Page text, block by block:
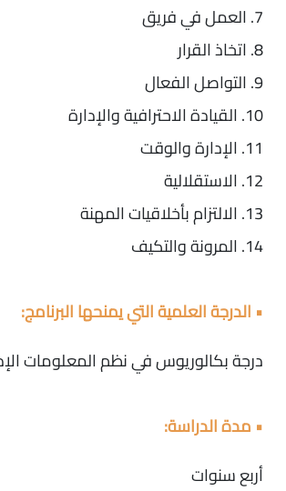
7. العمل في فريق
8. اتخاذ القرار
9. التواصل الفعال
10. القيادة الاحترافية والإدارة
11. الإدارة والوقت
12. الاستقلالية
13. الالتزام بأخلاقيات المهنة
14. المرونة والتكيف
• الدرجة العلمية التي يمنحها البرنامج:
درجة بكالوريوس في نظم المعلومات
• مدة الدراسة:
أربع سنوات